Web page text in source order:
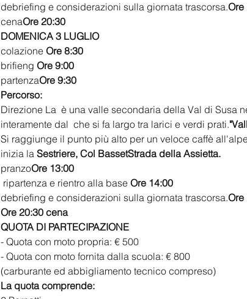
debriefing e considerazioni sulla giornata trascorsa.Ore
cenaOre 20:30
DOMENICA 3 LUGLIO
colazione Ore 8:30
brifieng Ore 9:00
partenzaOre 9:30
Percorso:
Direzione La è una valle secondaria della Val di Susa
interamente dal che si fa largo tra larici e verdi prati.
Si raggiunge il punto più alto per un veloce caffè
inizia la Sestriere, Col BassetStrada della Assietta.
pranzoOre 13:00
ripartenza e rientro alla base Ore 14:00
debriefing e considerazioni sulla giornata trascorsa.Ore
Ore 20:30 cena
QUOTA DI PARTECIPAZIONE
- Quota con moto propria: € 500
- Quota con moto fornita dalla scuola: € 800
(carburante ed abbigliamento tecnico compreso)
La quota comprende: